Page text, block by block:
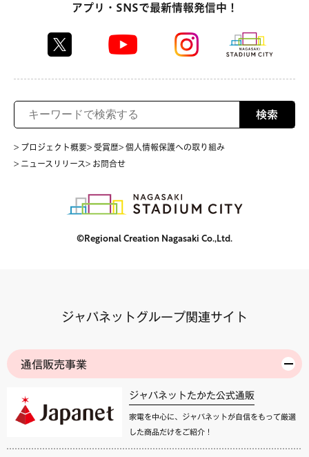
アプリ・SNSで最新情報発信中！
検索
> プロジェクト概要> 受賞歴> 個人情報保護への取り組み
> ニュースリリース> お問合せ
©Regional Creation Nagasaki Co.,Ltd.
ジャパネットグループ関連サイト
通信販売事業
ジャパネットたかた公式通販
家電を中心に、ジャパネットが自信をもって厳選
した商品だけをご紹介！